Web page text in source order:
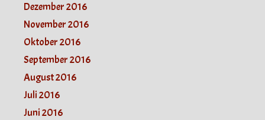
Dezember 2016
November 2016
Oktober 2016
September 2016
August 2016
Juli 2016
Juni 2016